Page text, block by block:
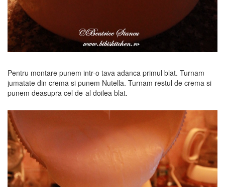
Pentru montare punem intr-o tava adanca primul blat. Turnam
jumatate din crema si punem Nutella. Turnam restul de crema si
punem deasupra cel de-al doilea blat.